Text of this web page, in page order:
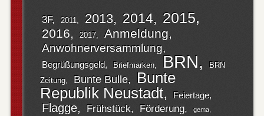
3F 2011 2013 2014 2015
2016 2017 Anmeldung
Anwohnerversammlung
Begrüßungsgeld Briefmarken BRN
BRN
Zeitung
Bunte Bulle
Bunte
Republik Neustadt
Feiertage
Flagge Frühstück Förderung gema